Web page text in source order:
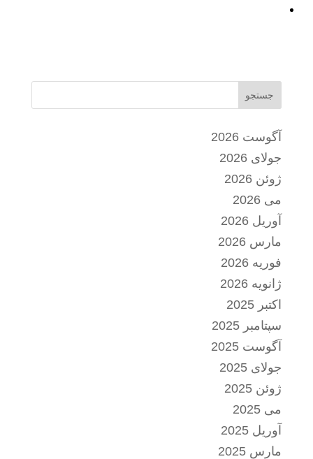
جستجو
آگوست 2026
جولای 2026
ژوئن 2026
می 2026
آوریل 2026
مارس 2026
فوریه 2026
ژانویه 2026
اکتبر 2025
سپتامبر 2025
آگوست 2025
جولای 2025
ژوئن 2025
می 2025
آوریل 2025
مارس 2025